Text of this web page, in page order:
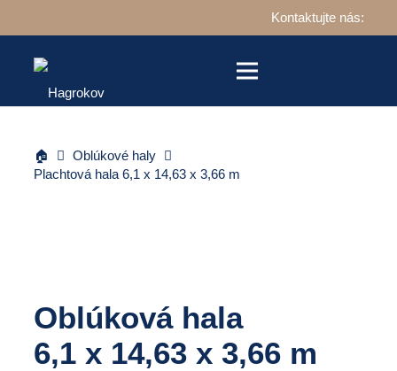
Kontaktujte nás:
🏠
Oblúkové haly
Plachtová hala 6,1 x 14,63 x 3,66 m
Oblúková hala
6,1 x 14,63 x 3,66 m